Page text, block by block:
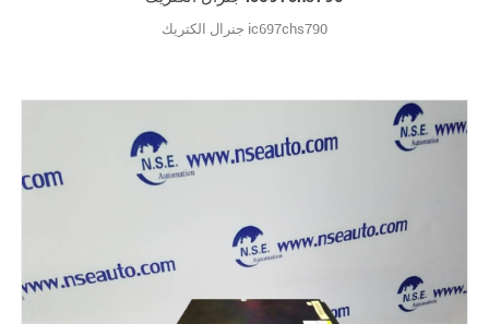
جنرال الكتريك ic697chs790